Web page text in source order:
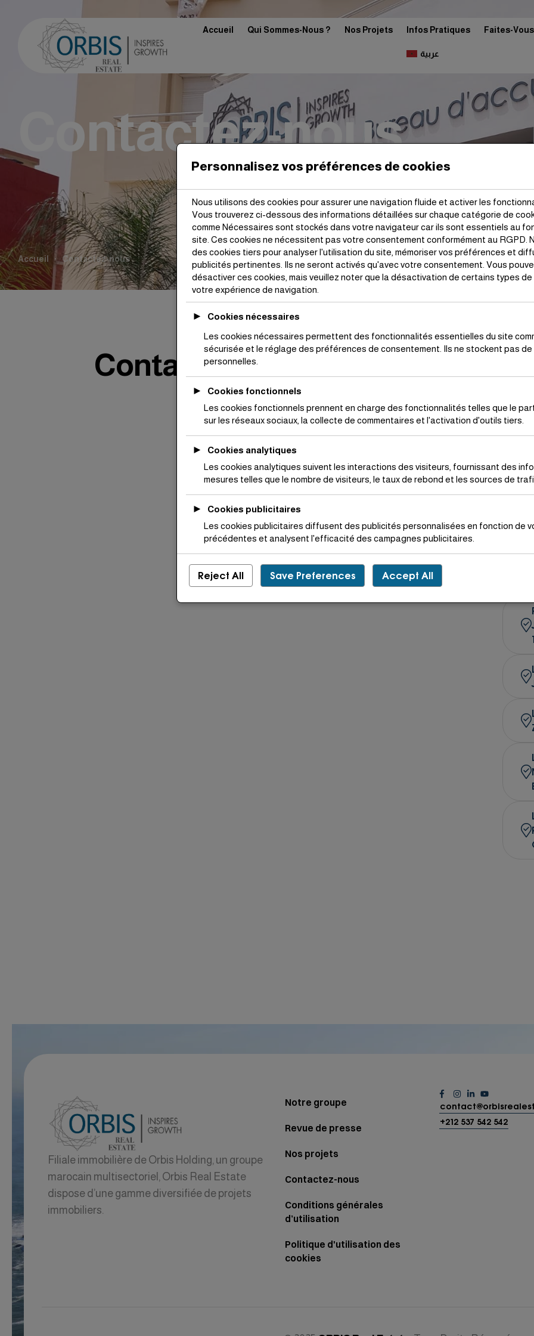
Accueil Qui Sommes-Nous ? Nos Projets Infos Pratiques Faites-
عربية
Contactez-nous
Accueil Contactez-nous
Contact
Vous avez une question ou vous souhaitez
Notre équipe est à votre disposition.
N’hésitez pas à nous contacter.
Filiale immobilière de Orbis Holding, un groupe
marocain multisectoriel, Orbis Real Estate
dispose d’une gamme diversifiée de projets
immobiliers.
Notre groupe
Revue de presse
Nos projets
Contactez-nous
Conditions générales
d’utilisation
Politique d'utilisation des
cookies
+212 537 542 542
Personnalisez vos préférences de cookies
Nous utilisons des cookies pour assurer une navigation fluide et activer les
Vous trouverez ci-dessous des informations détaillées sur chaque catégorie de
comme Nécessaires sont stockés dans votre navigateur car ils sont essentiels au
site. Ces cookies ne nécessitent pas votre consentement conformément au RGPD.
des cookies tiers pour analyser l'utilisation du site, mémoriser vos préférences et
publicités pertinentes. Ils ne seront activés qu'avec votre consentement. Vous
désactiver ces cookies, mais veuillez noter que la désactivation de certains types
votre expérience de navigation.
► Cookies nécessaires
Les cookies nécessaires permettent des fonctionnalités essentielles du site
sécurisée et le réglage des préférences de consentement. Ils ne stockent pas de
personnelles.
►
Cookies fonctionnels
Les cookies fonctionnels prennent en charge des fonctionnalités telles que le
sur les réseaux sociaux, la collecte de commentaires et l'activation d'outils tiers.
►
Cookies analytiques
Les cookies analytiques suivent les interactions des visiteurs, fournissant des
mesures telles que le nombre de visiteurs, le taux de rebond et les sources de
►
Cookies publicitaires
Les cookies publicitaires diffusent des publicités personnalisées en fonction de
précédentes et analysent l'efficacité des campagnes publicitaires.
Reject All Save Preferences Accept All